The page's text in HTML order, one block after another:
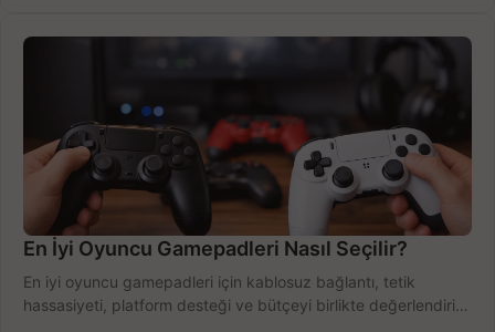
En İyi Oyuncu Gamepadleri Nasıl Seçilir?
En iyi oyuncu gamepadleri için kablosuz bağlantı, tetik
hassasiyeti, platform desteği ve bütçeyi birlikte değerlendirin;